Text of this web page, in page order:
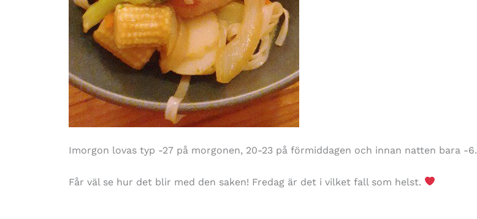
Imorgon lovas typ -27 på morgonen, 20-23 på förmiddagen och innan natten bara -6.
Får väl se hur det blir med den saken! Fredag är det i vilket fall som helst.